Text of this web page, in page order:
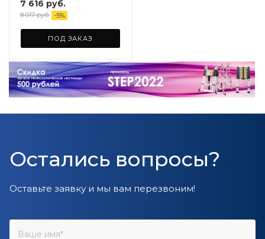
7 616 руб.
8 017руб. -5%
ПОД ЗАКАЗ
Остались вопросы?
Оставьте заявку и мы вам перезвоним!